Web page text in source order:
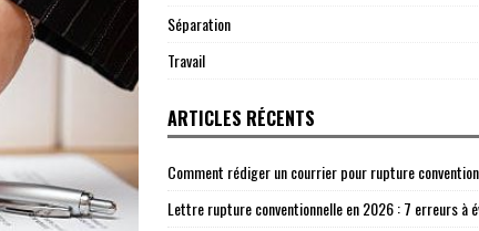
Séparation
Travail
ARTICLES RÉCENTS
Comment rédiger un courrier pour rupture
Lettre rupture conventionnelle en 2026 : 7 erreurs à